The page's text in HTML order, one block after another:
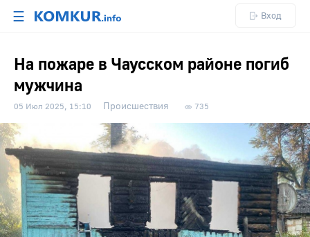
☰ Вход
На пожаре в Чаусском районе погиб
мужчина
05 Июл 2025, 15:10 Происшествия 735